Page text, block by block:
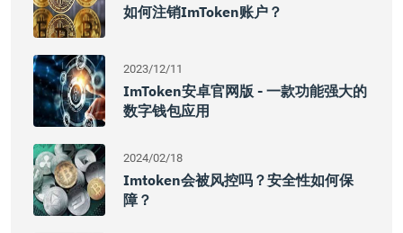
如何注销imToken账户？
2023/12/11
ImToken安卓官网版 - 一款功能强大的
数字钱包应用
2024/02/18
Imtoken会被风控吗？安全性如何保
障？